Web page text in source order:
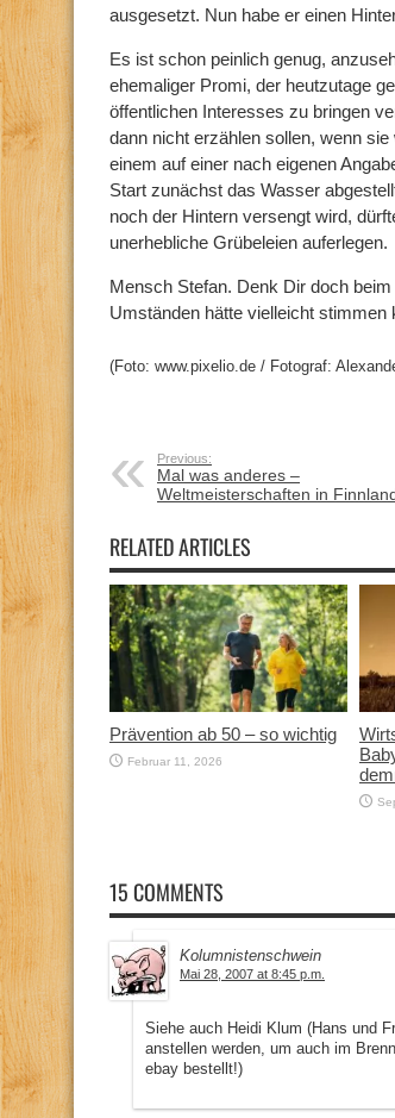
ausgesetzt. Nun habe er einen
Es ist schon peinlich genug,
ehemaliger Promi, der heutzutage
öffentlichen Interesses zu bringen
dann nicht erzählen sollen, wenn
einem auf einer nach eigenen
Start zunächst das Wasser
noch der Hintern versengt wird,
unerhebliche Grübeleien auferlegen.
Mensch Stefan. Denk Dir doch
Umständen hätte vielleicht stimmen
(Foto: www.pixelio.de / Fotograf:
Previous:
Mal was anderes –
Weltmeisterschaften in
RELATED ARTICLES
Prävention ab 50 – so wichtig
Februar 11, 2026
15 COMMENTS
Kolumnistenschwein
Mai 28, 2007 at 8:45 p.m.
Siehe auch Heidi Klum (Hans und
anstellen werden, um auch im
ebay bestellt!)